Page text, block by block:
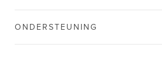
ONDERSTEUNING